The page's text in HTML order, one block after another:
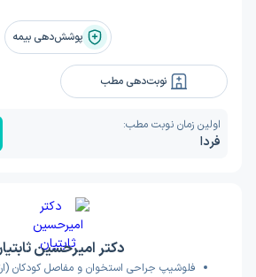
پوشش‌دهی بیمه
نوبت‌دهی مطب
اولین زمان نوبت مطب:
فردا
دکتر امیرحسین
فلوشیپ جراحی استخوان و مفاصل کودکان